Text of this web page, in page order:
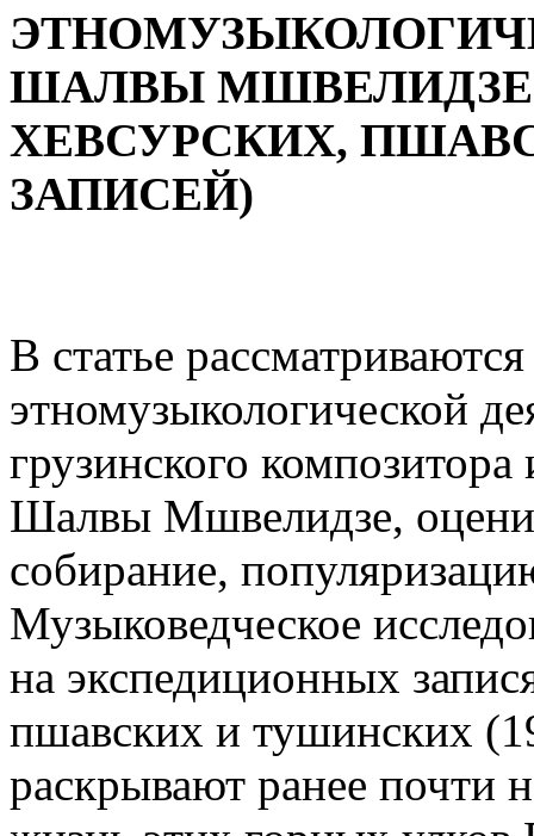
ШАЛВЫ МШВЕЛИДЗЕ
ХЕВСУРСКИХ,
ЗАПИСЕЙ)
В статье
этномузыкологической
грузинского
Шалвы Мшвелидзе,
собирание,
Музыковедческое
на экспедиционных
пшавских и тушинских
раскрывают ранее почти